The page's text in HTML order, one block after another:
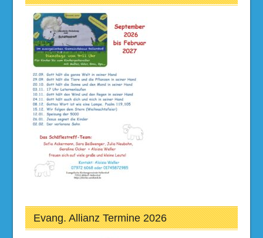
Evang. Allianz Termine 2026